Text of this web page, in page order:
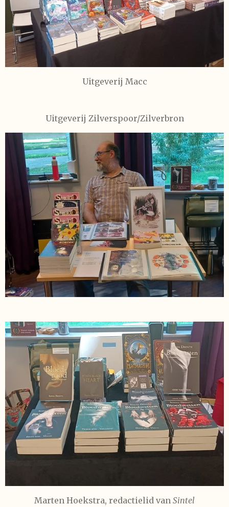
Uitgeverij Macc
Uitgeverij Zilverspoor/Zilverbron
Marten Hoekstra, redactielid van Sintel